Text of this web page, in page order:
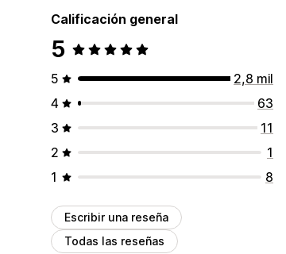
Calificación general
5
5
2,8 mil
4
63
3
11
2
1
1
8
Escribir una reseña
Todas las reseñas